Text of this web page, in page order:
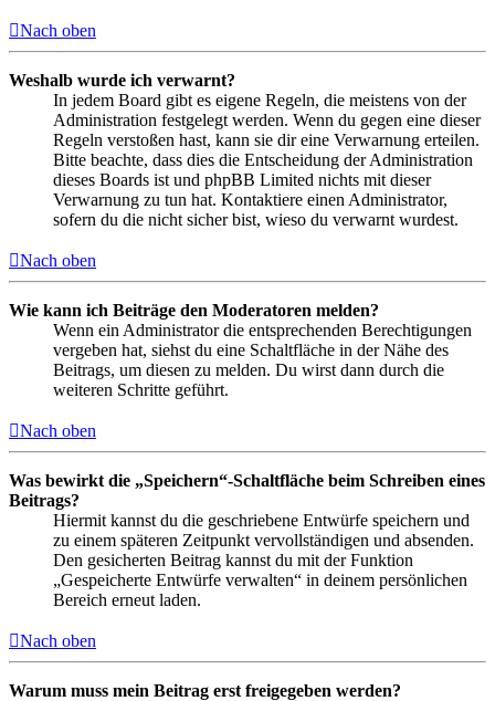
Nach oben
Weshalb wurde ich verwarnt?
In jedem Board gibt es eigene Regeln, die meistens von der
Administration festgelegt werden. Wenn du gegen eine dieser
Regeln verstoßen hast, kann sie dir eine Verwarnung erteilen.
Bitte beachte, dass dies die Entscheidung der Administration
dieses Boards ist und phpBB Limited nichts mit dieser
Verwarnung zu tun hat. Kontaktiere einen Administrator,
sofern du die nicht sicher bist, wieso du verwarnt wurdest.
Nach oben
Wie kann ich Beiträge den Moderatoren melden?
Wenn ein Administrator die entsprechenden Berechtigungen
vergeben hat, siehst du eine Schaltfläche in der Nähe des
Beitrags, um diesen zu melden. Du wirst dann durch die
weiteren Schritte geführt.
Nach oben
Was bewirkt die „Speichern“-Schaltfläche beim Schreiben eines
Beitrags?
Hiermit kannst du die geschriebene Entwürfe speichern und
zu einem späteren Zeitpunkt vervollständigen und absenden.
Den gesicherten Beitrag kannst du mit der Funktion
„Gespeicherte Entwürfe verwalten“ in deinem persönlichen
Bereich erneut laden.
Nach oben
Warum muss mein Beitrag erst freigegeben werden?